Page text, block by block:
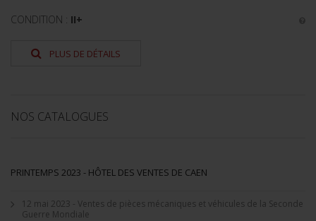
CONDITION : II+
PLUS DE DÉTAILS
NOS CATALOGUES
PRINTEMPS 2023 - HÔTEL DES VENTES DE CAEN
12 mai 2023 - Ventes de pièces mécaniques et véhicules de la Seconde
Guerre Mondiale